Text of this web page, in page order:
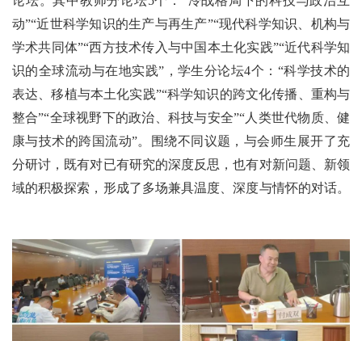
动”“近世科学知识的生产与再生产”“现代科学知识、机构与
学术共同体”“西方技术传入与中国本土化实践”“近代科学知
识的全球流动与在地实践”，学生分论坛4个：“科学技术的
表达、移植与本土化实践”“科学知识的跨文化传播、重构与
整合”“全球视野下的政治、科技与安全”“人类世代物质、健
康与技术的跨国流动”。围绕不同议题，与会师生展开了充
分研讨，既有对已有研究的深度反思，也有对新问题、新领
域的积极探索，形成了多场兼具温度、深度与情怀的对话。